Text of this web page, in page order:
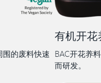
的废料快速
有机开花
BAC开花养
而研发。